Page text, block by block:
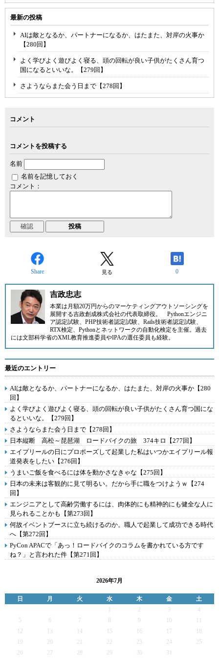
最新の投稿
AIは敵となるか、パートナーになるか、はたまた、対岸の火事か
【280回】
よく学びよく遊びよく寝る、頭の回転が良い子供がたくさん育つ
国になるといいな。【279回】
さようならまた会う日まで【278回】
コメント
コメントを投稿する
名前
名前を記憶しておく
コメント：
Share 見る 0
吉政忠志
本業は月額20万円からのマーケティングアウトソーシングを
展開する吉政創成株式会社の代表取締役。
Pythonエンジニ
ア認定試験、PHP技術者認定試験、Rails技術者認定試験、
RTX検定、Pythonとネットワークの自動化検定を主催。過去
には文部科学省のXML教育推進委員やIPAの選任委員も経験。
最近のエントリー
AIは敵となるか、パートナーになるか、はたまた、対岸の火事か【280
回】
よく学びよく遊びよく寝る、頭の回転が良い子供がたくさん育つ国にな
るといいな。【279回】
さようならまた会う日まで【278回】
日本縦断 高松～琵琶湖 ロードバイクの旅 374キロ【277回】
エイプリールの日にプロポーズして起業した私はいつかエイプリール報
道発表をしたい【276回】
うまいご飯を食べるには体を動かさなきゃな【275回】
日本の未来は客観的に見て明るい。だから手に職をつけようｗ【274
回】
エンジニアとして高齢労働するには、肉体的にも精神的にも健全な人に
見られることかも【第273回】
何故イベントブースに立ち続けるのか。職人で起業して成功できる時代
へ【第272回】
PyCon APACで「あっ！ロードバイクのコラムを書かれている方です
ね？」と言われた件【第271回】
2026年7月
日 月 火 水 木 金
土
2 3
4
5
6 7 9
12
13 14 15 16 17
19
20 21 22 23 24
25
26
27 28 29 30 31